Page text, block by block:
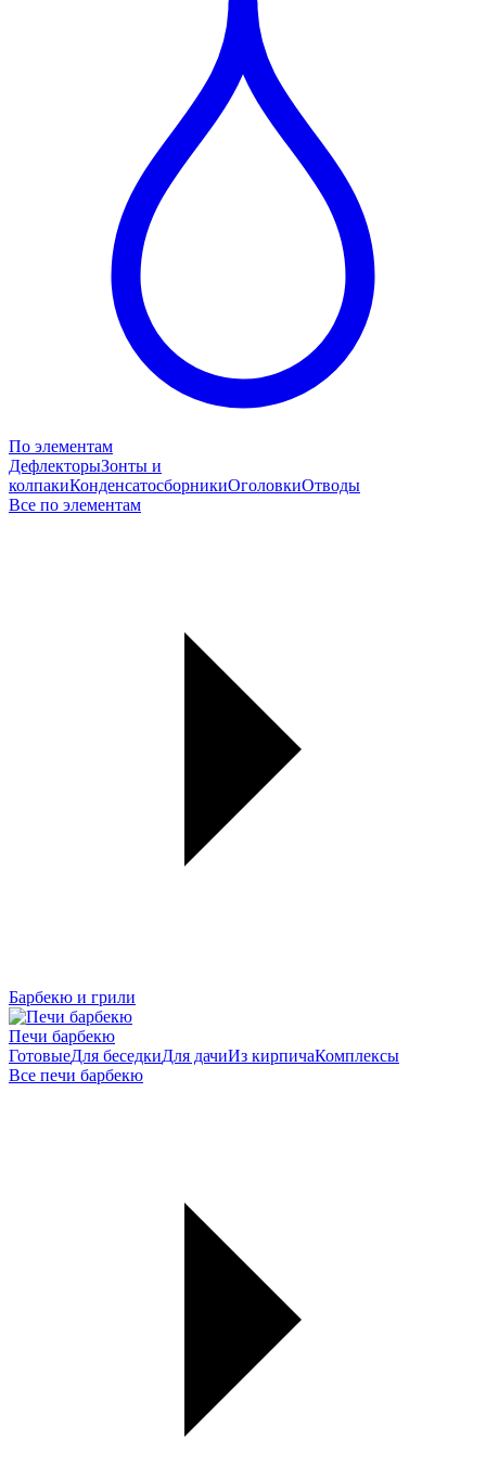
По элементам
ДефлекторыЗонты и
колпакиКонденсатосборникиОголовкиОтводы
Все по элементам
Барбекю и грили
Печи барбекю
ГотовыеДля беседкиДля дачиИз кирпичаКомплексы
Все печи барбекю